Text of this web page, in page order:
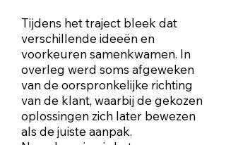
Tijdens het traject bleek dat
verschillende ideeën en
voorkeuren samenkwamen. In
overleg werd soms afgeweken
van de oorspronkelijke richting
van de klant, waarbij de gekozen
oplossingen zich later bewezen
als de juiste aanpak.